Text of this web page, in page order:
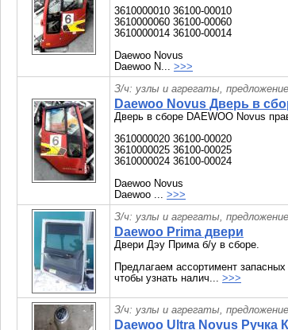
3610000010 36100-00010
3610000060 36100-00060
3610000014 36100-00014
Daewoo Novus
Daewoo N... >>>
З/ч: узлы и агрегаты,
Daewoo Novus Дверь в
Дверь в сборе DAEWOO Novus
3610000020 36100-00020
3610000025 36100-00025
3610000024 36100-00024
Daewoo Novus
Daewoo ... >>>
З/ч: узлы и агрегаты,
Daewoo Prima двери
Двери Дэу Прима б/у в сборе.
Предлагаем ассортимент
чтобы узнать налич... >>>
З/ч: узлы и агрегаты,
Daewoo Ultra Novus Ручка